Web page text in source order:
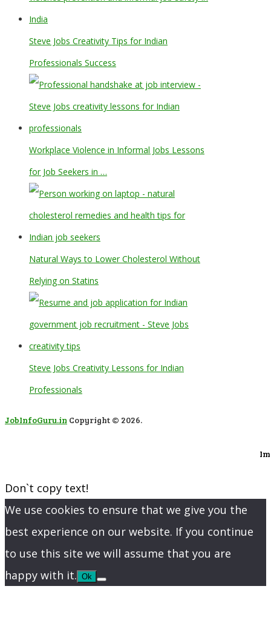
Steve Jobs Creativity Tips for Indian
Professionals Success
Workplace Violence in Informal Jobs Lessons
for Job Seekers in …
Natural Ways to Lower Cholesterol Without
Relying on Statins
Steve Jobs Creativity Lessons for Indian
Professionals
JobInfoGuru.in Copyright © 2026.
Don`t copy text!
We use cookies to ensure that we give you the
best experience on our website. If you continue
to use this site we will assume that you are
happy with it. Ok